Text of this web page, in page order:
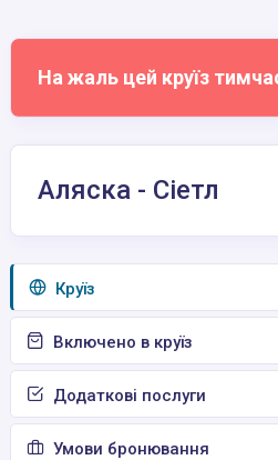
На жаль цей круїз
Аляска - Сіетл
Круїз
Включено в круїз
Додаткові послуги
Умови бронювання